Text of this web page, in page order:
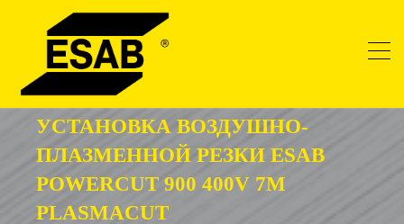
УСТАНОВКА ВОЗДУШНО-
ПЛАЗМЕННОЙ РЕЗКИ ESAB
POWERCUT 900 400V 7M
PLASMACUT